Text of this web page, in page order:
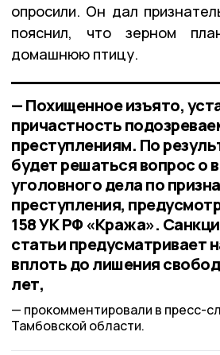
опросили. Он дал
пояснил, что зерном
домашнюю птицу.
— Похищенное изъято,
причастность
преступлениям. По
будет решаться вопрос о
уголовного дела по
преступления,
158 УК РФ «Кража».
статьи предусматривает
вплоть до лишения
лет,
прокомментировали в пресс-
Тамбовской области.